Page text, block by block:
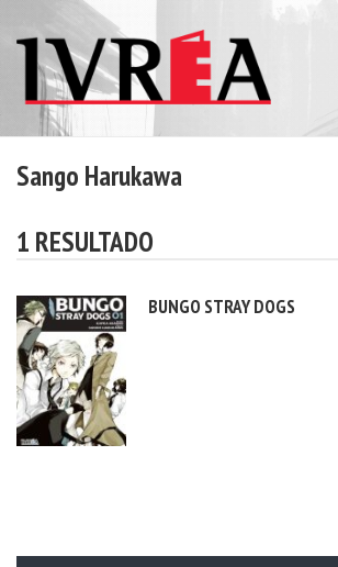
Sango Harukawa
1 RESULTADO
BUNGO STRAY DOGS